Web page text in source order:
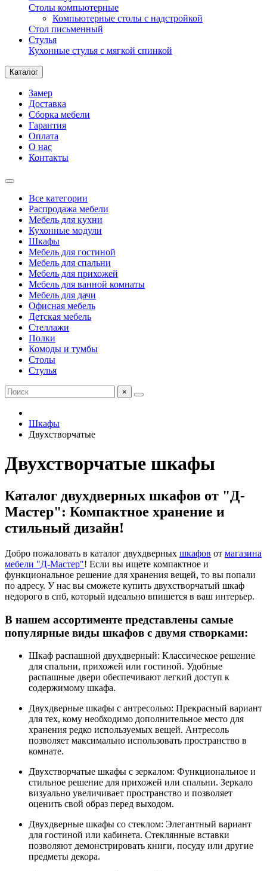
Столы компьютерные
Компьютерные столы с надстройкой
Стол письменный
Стулья
Кухонные стулья с мягкой спинкой
Каталог
Замер
Доставка
Сборка мебели
Гарантия
Оплата
О нас
Контакты
Все категории
Распродажа мебели
Мебель для кухни
Кухонные модули
Шкафы
Мебель для гостиной
Мебель для спальни
Мебель для прихожей
Мебель для ванной комнаты
Мебель для дачи
Офисная мебель
Детская мебель
Стеллажи
Полки
Комоды и тумбы
Столы
Стулья
×
Шкафы
Двухстворчатые
Двухстворчатые шкафы
Каталог двухдверных шкафов от "Д-
Мастер": Компактное хранение и
стильный дизайн!
Добро пожаловать в каталог двухдверных шкафов от магазина
мебели "Д-Мастер"! Если вы ищете компактное и
функциональное решение для хранения вещей, то вы попали
по адресу. У нас вы сможете купить двухстворчатый шкаф
недорого в спб, который идеально впишется в ваш интерьер.
В нашем ассортименте представлены самые
популярные виды шкафов с двумя створками:
Шкаф распашной двухдверный: Классическое решение
для спальни, прихожей или гостиной. Удобные
распашные двери обеспечивают легкий доступ к
содержимому шкафа.
Двухдверные шкафы с антресолью: Прекрасный вариант
для тех, кому необходимо дополнительное место для
хранения редко используемых вещей. Антресоль
позволяет максимально использовать пространство в
комнате.
Двухстворчатые шкафы с зеркалом: Функциональное и
стильное решение для прихожей или спальни. Зеркало
визуально увеличивает пространство и позволяет
оценить свой образ перед выходом.
Двухдверные шкафы со стеклом: Элегантный вариант
для гостиной или кабинета. Стеклянные вставки
позволяют демонстрировать книги, посуду или другие
предметы декора.